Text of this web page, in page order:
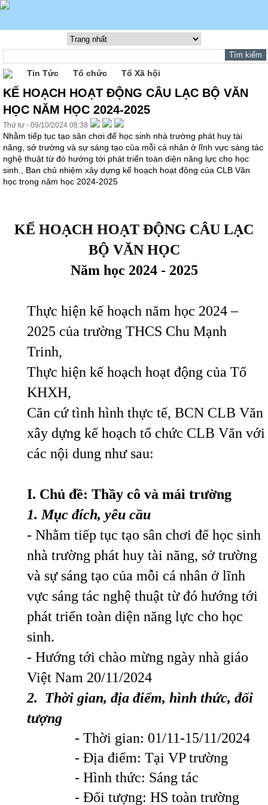
Tin Tức Tổ chức Tổ Xã hội
KẾ HOẠCH HOẠT ĐỘNG CÂU LẠC BỘ VĂN
HỌC NĂM HỌC 2024-2025
Thứ tư - 09/10/2024 08:38
Nhằm tiếp tục tạo sân chơi để học sinh nhà trường phát huy tài
năng, sở trường và sự sáng tạo của mỗi cá nhân ở lĩnh vực sáng tác
nghệ thuật từ đó hướng tới phát triển toàn diện năng lực cho học
sinh., Ban chủ nhiệm xây dựng kế hoạch hoạt động của CLB Văn
học trong năm học 2024-2025
KẾ HOẠCH HOẠT ĐỘNG CÂU LẠC
BỘ VĂN HỌC
Năm học 2024- 2025
Thực hiện kế hoạch năm học 2024 –
2025 của trường THCS Chu Mạnh
Trinh,
Thực hiện kế hoạch hoạt động của Tổ
KHXH,
Căn cứ tình hình thực tế, BCN CLB Văn
xây dựng kế hoạch tổ chức CLB Văn với
các nội dung như sau:
I. Chủ đề: Thầy cô và mái trường
1. Mục đích, yêu cầu
- Nhằm tiếp tục tạo sân chơi để học sinh
nhà trường phát huy tài năng, sở trường
và sự sáng tạo của mỗi cá nhân ở lĩnh
vực sáng tác nghệ thuật từ đó hướng tới
phát triển toàn diện năng lực cho học
sinh.
- Hướng tới chào mừng ngày nhà giáo
Việt Nam 20/11/2024
2. Thời gian, địa điểm, hình thức, đối
tượng
- Thời gian: 01/11-15/11/2024
- Địa điểm: Tại VP trường
- Hình thức: Sáng tác
- Đối tượng: HS toàn trường